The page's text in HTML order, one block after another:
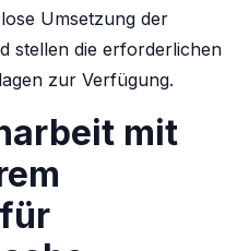
Umsetzung der
stellen die erforderlichen
zur Verfügung.
mit